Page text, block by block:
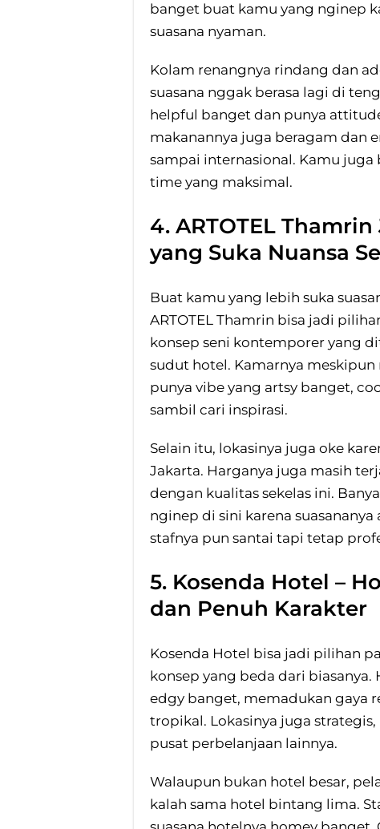
banget buat kamu yang nginep
suasana nyaman.
Kolam renangnya rindang dan
suasana nggak berasa lagi di
helpful banget dan punya
makanannya juga beragam dan
sampai internasional. Kamu
time yang maksimal.
4. ARTOTEL
yang Suka Nuansa
Buat kamu yang lebih suka
ARTOTEL Thamrin bisa jadi
konsep seni kontemporer yang
sudut hotel. Kamarnya
punya vibe yang artsy banget,
sambil cari inspirasi.
Selain itu, lokasinya juga oke
Jakarta. Harganya juga masih
dengan kualitas sekelas ini.
nginep di sini karena
stafnya pun santai tapi tetap
5. Kosenda Hotel –
dan Penuh Karakter
Kosenda Hotel bisa jadi pilihan
konsep yang beda dari
edgy banget, memadukan gaya
tropikal. Lokasinya juga
pusat perbelanjaan lainnya.
Walaupun bukan hotel besar,
kalah sama hotel bintang lima.